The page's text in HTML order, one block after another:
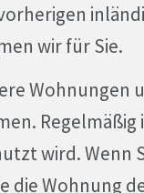
wir für Sie.
Wohnungen
Regelmäßig
wird.
die Wohnung